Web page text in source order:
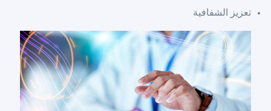
تعزيز الشفافية